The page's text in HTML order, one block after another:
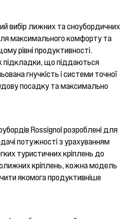
вибір лижних та сноубордичних
максимального комфорту та
рівні продуктивності.
підкладки, що піддаються
гнучкість і системи точної
посадку та максимально
Rossignol розроблені для
потужності з урахуванням
туристичних кріплень до
кріплень, кожна модель
якомога продуктивніше